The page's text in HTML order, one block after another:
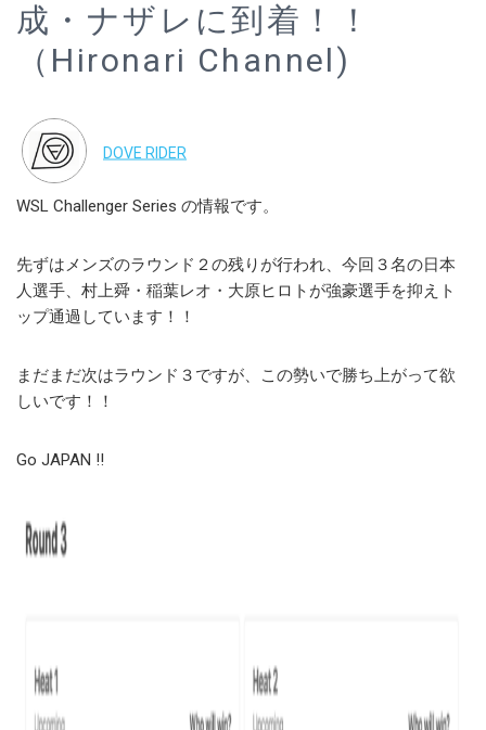
成・ナザレに到着！！
（Hironari Channel)
DOVE RIDER
WSL Challenger Series の情報です。
先ずはメンズのラウンド２の残りが行われ、今回３名の日本
人選手、村上舜・稲葉レオ・大原ヒロトが強豪選手を抑えト
ップ通過しています！！
まだまだ次はラウンド３ですが、この勢いで勝ち上がって欲
しいです！！
Go JAPAN !!